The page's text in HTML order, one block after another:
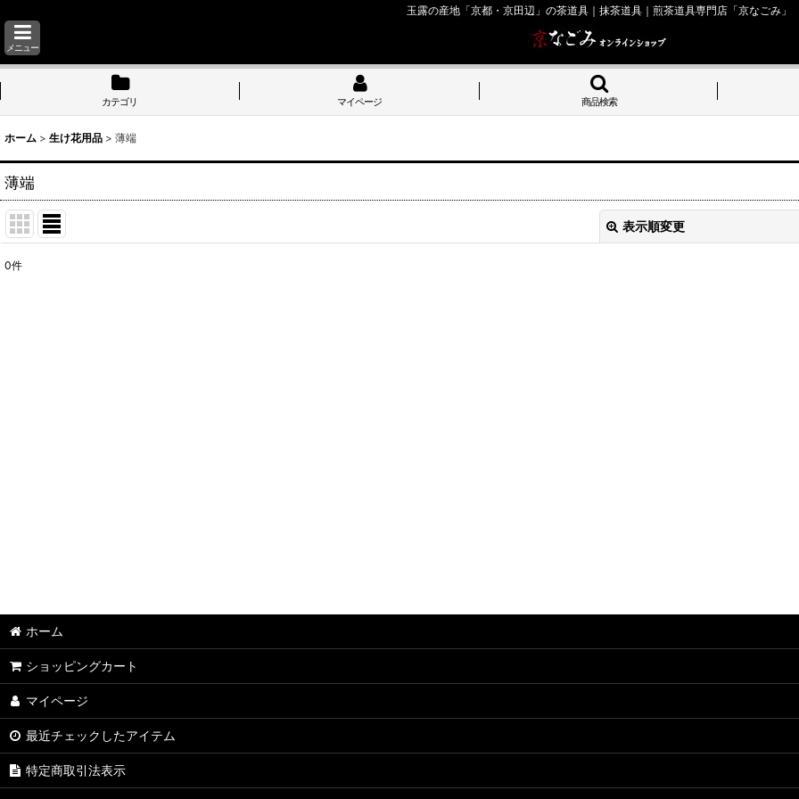
玉露の産地「京都・京田辺」の茶道具｜抹茶道具｜煎茶道具専門店「京なごみ」
メニュー
カテゴリ マイページ 商品検索
ホーム > 生け花用品 > 薄端
薄端
表示順変更
0件
ホーム
ショッピングカート
マイページ
最近チェックしたアイテム
特定商取引法表示